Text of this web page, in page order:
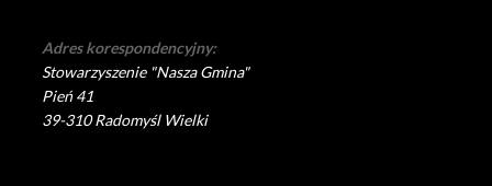
Adres korespondencyjny:
Stowarzyszenie "Nasza Gmina"
Pień 41
39-310 Radomyśl Wielki